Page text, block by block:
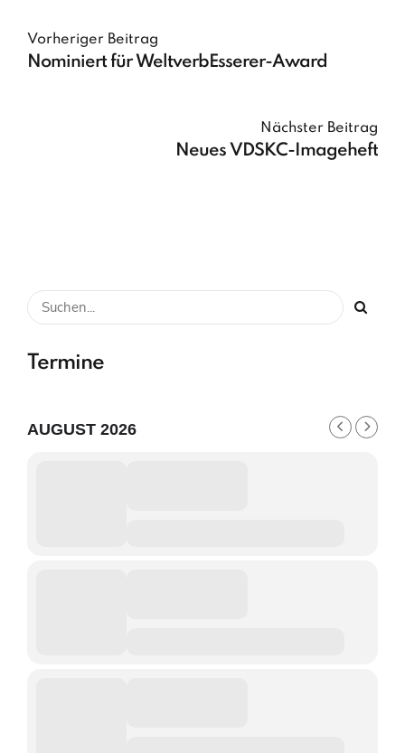
Vorheriger Beitrag
Nominiert für WeltverbEsserer-Award
Nächster Beitrag
Neues VDSKC-Imageheft
Termine
AUGUST 2026